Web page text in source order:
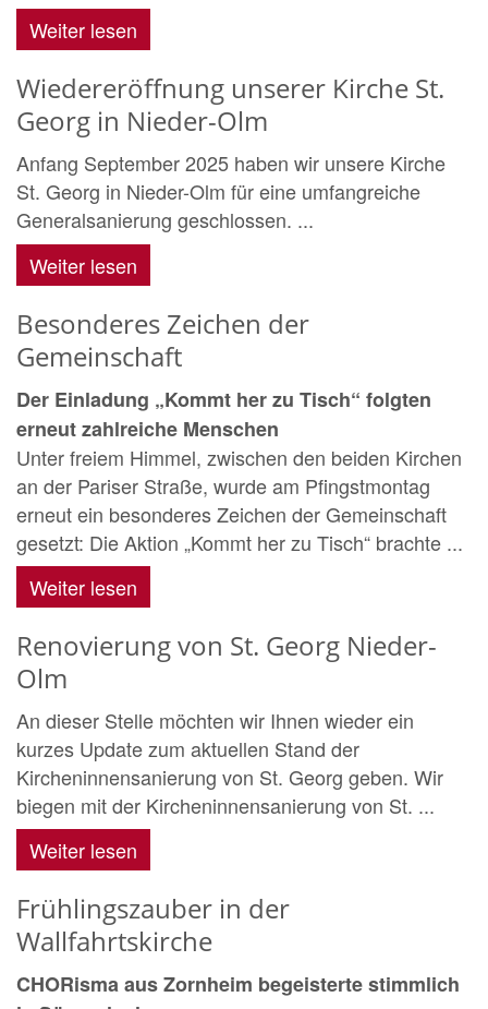
Weiter lesen
Wiedereröffnung unserer Kirche St.
Georg in Nieder-Olm
Anfang September 2025 haben wir unsere Kirche
St. Georg in Nieder-Olm für eine umfangreiche
Generalsanierung geschlossen. ...
Weiter lesen
Besonderes Zeichen der
Gemeinschaft
Der Einladung „Kommt her zu Tisch“ folgten
erneut zahlreiche Menschen
Unter freiem Himmel, zwischen den beiden Kirchen
an der Pariser Straße, wurde am Pfingstmontag
erneut ein besonderes Zeichen der Gemeinschaft
gesetzt: Die Aktion „Kommt her zu Tisch“ brachte ...
Weiter lesen
Renovierung von St. Georg Nieder-
Olm
An dieser Stelle möchten wir Ihnen wieder ein
kurzes Update zum aktuellen Stand der
Kircheninnensanierung von St. Georg geben. Wir
biegen mit der Kircheninnensanierung von St. ...
Weiter lesen
Frühlingszauber in der
Wallfahrtskirche
CHORisma aus Zornheim begeisterte stimmlich